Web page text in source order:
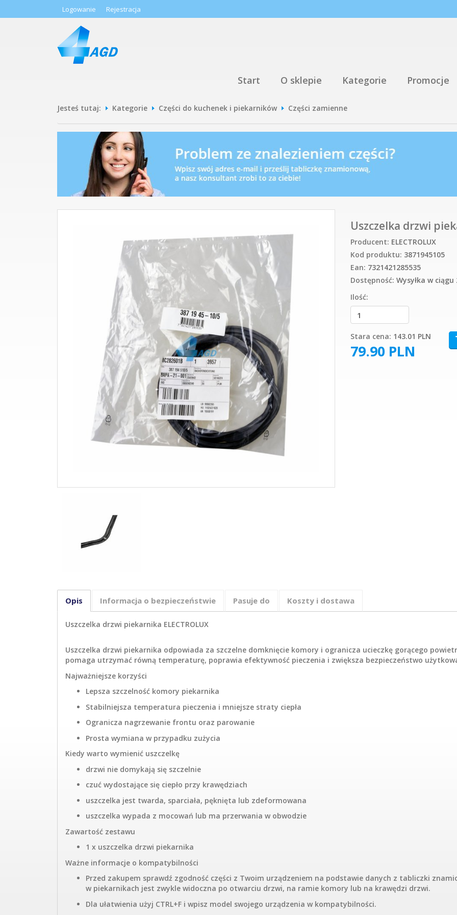
Logowanie Rejestracja
Start O sklepie Kategorie Promocje
Jesteś tutaj: Kategorie Części do kuchenek i piekarników Części zamienne
Uszczelka drzwi
Producent: ELECTROLUX
Kod produktu: 3871945105
Ean: 7321421285535
Dostępność: Wysyłka w ciągu
Ilość:
Stara cena: 143.01 PLN
79.90 PLN
Opis Informacja o bezpieczeństwie Pasuje do Koszty i dostawa
Uszczelka drzwi piekarnika ELECTROLUX
Uszczelka drzwi piekarnika odpowiada za szczelne domknięcie komory i ogranicza ucieczkę gorącego
pomaga utrzymać równą temperaturę, poprawia efektywność pieczenia i zwiększa bezpieczeństwo
Najważniejsze korzyści
Lepsza szczelność komory piekarnika
Stabilniejsza temperatura pieczenia i mniejsze straty ciepła
Ogranicza nagrzewanie frontu oraz parowanie
Prosta wymiana w przypadku zużycia
Kiedy warto wymienić uszczelkę
drzwi nie domykają się szczelnie
czuć wydostające się ciepło przy krawędziach
uszczelka jest twarda, sparciała, pęknięta lub zdeformowana
uszczelka wypada z mocowań lub ma przerwania w obwodzie
Zawartość zestawu
1 x uszczelka drzwi piekarnika
Ważne informacje o kompatybilności
Przed zakupem sprawdź zgodność części z Twoim urządzeniem na podstawie danych z tabliczki
w piekarnikach jest zwykle widoczna po otwarciu drzwi, na ramie komory lub na krawędzi drzwi.
Dla ułatwienia użyj CTRL+F i wpisz model swojego urządzenia w kompatybilności.